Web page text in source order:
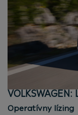
Vyberte si
kalkulačke.
Na začiatku
Ponuka
Stále nové auto
Vyberte si
Po skončení
auta.
Nastavte si
najazdiť a
VOLKSWAGEN:
Operatívny lízing